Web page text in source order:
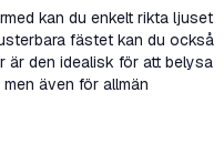
kan du enkelt rikta ljuset
fästet kan du också
är den idealisk för att belysa
även för allmän